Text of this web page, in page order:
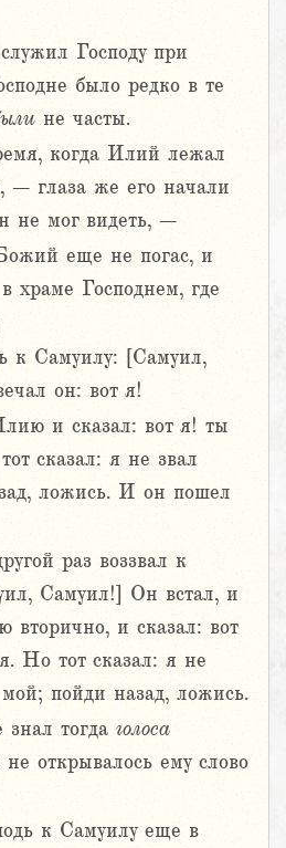
Господу при
было редко в те
не часты.
когда Илий лежал
– глаза же его начали
не мог видеть, –
еще не погас, и
храме Господнем, где
к Самуилу: [Самуил,
он: вот я!
и сказал: вот я! ты
сказал: я не звал
ложись. И он пошел
раз воззвал к
Самуил!] Он встал, и
и сказал: вот
Но тот сказал: я не
пойди назад, ложись.
тогда голоса
открывалось ему слово
к Самуилу еще в